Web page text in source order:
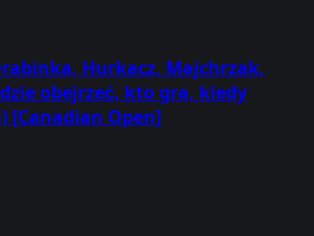
Hurkacz, Majchrzak,
obejrzeć, kto gra, kiedy
[Canadian Open]